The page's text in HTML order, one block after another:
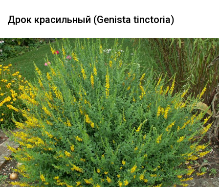
Дрок красильный (Genista tinctoria)